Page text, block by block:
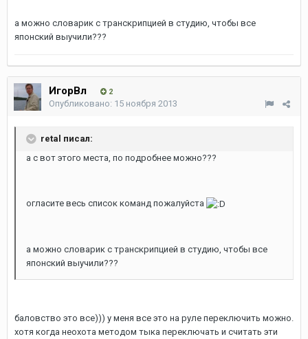
а можно словарик с транскрипцией в студию, чтобы все
японский выучили???
ИгорВл 2
Опубликовано: 15 ноября 2013
retal писал:
а с вот этого места, по подробнее можно???
огласите весь список команд пожалуйста
а можно словарик с транскрипцией в студию, чтобы все
японский выучили???
баловство это все))) у меня все это на руле переключить можно.
хотя когда неохота методом тыка переключать и считать эти